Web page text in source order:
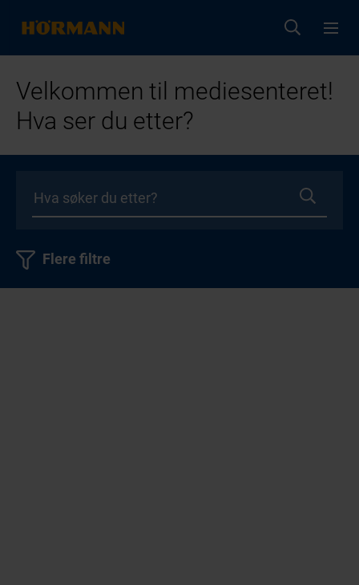
Velkommen til mediesenteret!
Hva ser du etter?
Flere filtre